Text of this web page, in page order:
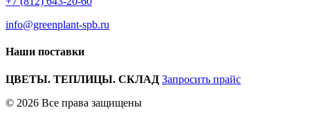
info@greenplant-spb.ru
Наши поставки
ЦВЕТЫ. ТЕПЛИЦЫ. СКЛАД Запросить прайс
© 2026 Все права защищены